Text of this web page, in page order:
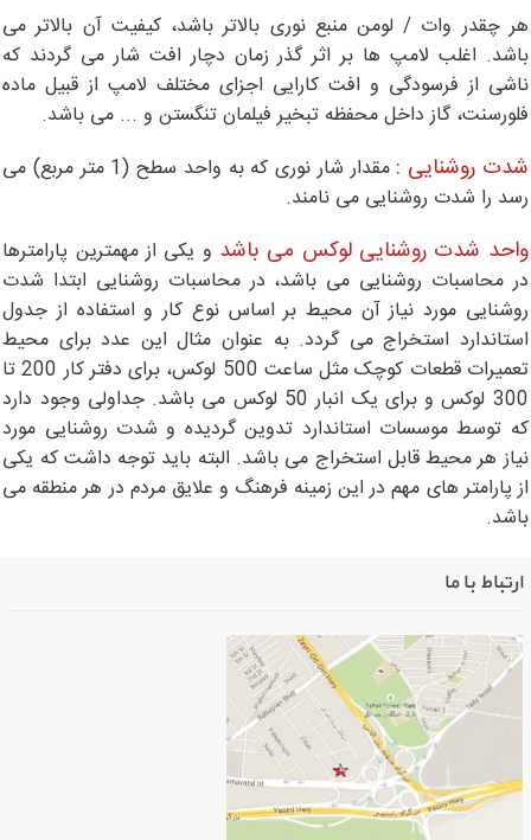
هر چقدر وات / لومن منبع نوری بالاتر باشد، کیفیت آن بالاتر می
باشد. اغلب لامپ ها بر اثر گذر زمان دچار افت شار می گردند که
ناشی از فرسودگی و افت کارایی اجزای مختلف لامپ از قبیل ماده
فلورسنت، گاز داخل محفظه تبخیر فیلمان تنگستن و ... می باشد.
شدت روشنایی :
مقدار شار نوری که به واحد سطح (1 متر مربع) می
رسد را شدت روشنایی می نامند.
واحد شدت روشنایی لوکس می باشدو یکی از مهمترین پارامترها
در محاسبات روشنایی می باشد، در محاسبات روشنایی ابتدا شدت
روشنایی مورد نیاز آن محیط بر اساس نوع کار و استفاده از جدول
استاندارد استخراج می گردد. به عنوان مثال این عدد برای محیط
تعمیرات قطعات کوچک مثل ساعت 500 لوکس، برای دفتر کار 200 تا
300 لوکس و برای یک انبار 50 لوکس می باشد. جداولی وجود دارد
که توسط موسسات استاندارد تدوین گردیده و شدت روشنایی مورد
نیاز هر محیط قابل استخراج می باشد. البته باید توجه داشت که یکی
از پارامتر های مهم در این زمینه فرهنگ و علایق مردم در هر منطقه می
باشد.
ارتباط با ما